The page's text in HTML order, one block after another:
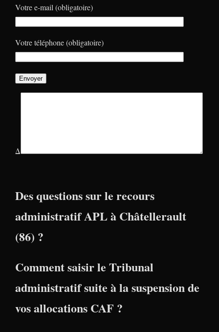
Votre e-mail (obligatoire)
Votre téléphone (obligatoire)
Δ
Des questions sur le recours
administratif APL à Châtellerault
(86) ?
Comment saisir le Tribunal
administratif suite à la suspension de
vos allocations CAF ?